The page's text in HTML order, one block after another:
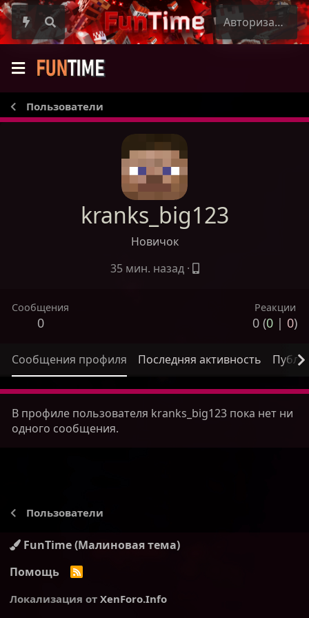
Авторизация
Пользователи
35 мин. назад ·
kranks_big123
Новичок
Сообщения
0
Реакции
0 (0 | 0)
Сообщения профиля Последняя активность
В профиле пользователя kranks_big123 пока нет ни
одного сообщения.
Пользователи
FunTime (Малиновая тема)
Помощь
R
S
Локализация от XenForo.Info